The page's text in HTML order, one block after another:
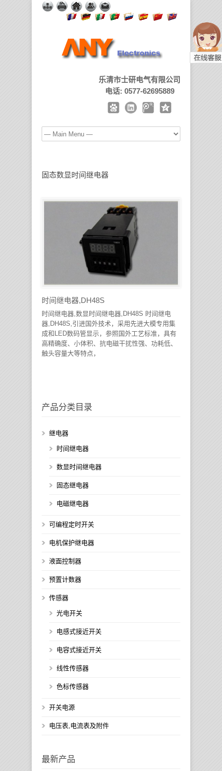
乐清市士研电气有限公司
电话: 0577-62695889
固态数显时间继电器
时间继电器,DH48S
时间继电器,数显时间继电器,DH48S 时间继电
器,DH48S,引进国外技术，采用先进大模专用集
成和LED数码管显示，参照国外工艺标准，具有
高精确度、小体积、抗电磁干扰性强、功耗低、
触头容量大等特点，
产品分类目录
继电器
时间继电器
数显时间继电器
固态继电器
电磁继电器
可编程定时开关
电机保护继电器
液面控制器
预置计数器
传感器
光电开关
电感式接近开关
电容式接近开关
线性传感器
色标传感器
开关电源
电压表,电流表及附件
最新产品